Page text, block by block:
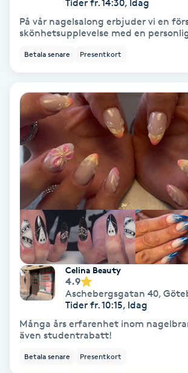
Damklippning
Dermapen
Diamantslipning
Enzympeeling
Extensions
Extensions borttagning
Eyeliner-tatuering
Face framing
Faceliftmassage
Tider fr. 14:30, Idag
På vår nagelsalong erbjuder vi en
skönhetsupplevelse med en
Betala senare Presentkort
Celina Beauty
4.9
Aschebergsgatan 40,
Tider fr. 10:15, Idag
Många års erfarenhet inom
även studentrabatt!
Betala senare Presentkort